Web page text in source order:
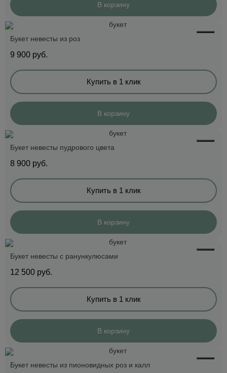
В корзину
Букет невесты из роз
9 900 руб.
Купить в 1 клик
В корзину
Букет невесты пудрового цвета
8 900 руб.
Купить в 1 клик
В корзину
Букет невесты с ранункулюсами
12 500 руб.
Купить в 1 клик
В корзину
Букет невесты из пионовидных роз и калл